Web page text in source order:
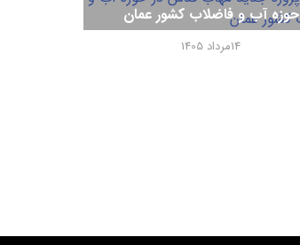
حوزه آب و فاضلاب کشور عمان
14مرداد 1405